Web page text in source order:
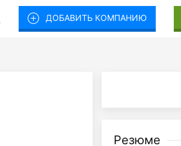
ДОБАВИТЬ КОМПАНИЮ
Резюме